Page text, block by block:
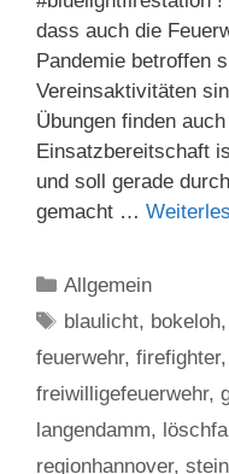
dass auch die
Pandemie betroffen
Vereinsaktivitäten
Übungen finden
Einsatzbereitschaft
und soll gerade
gemacht …
Kategorien
Allgemein
Schlagwörter
blaulicht, bokeloh
feuerwehr, firefighter,
freiwilligefeuerwehr,
langendamm,
regionhannover,